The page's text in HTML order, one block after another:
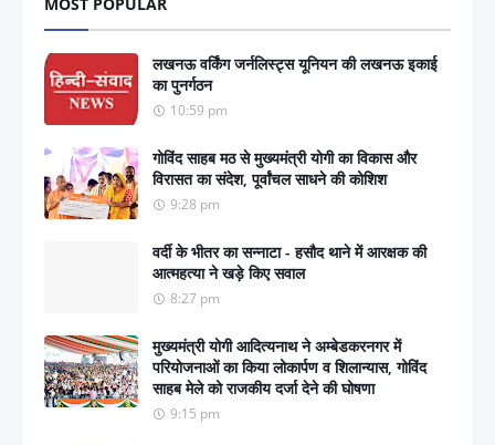
लखनऊ वर्किंग जर्नलिस्ट्स यूनियन की लखनऊ इकाई
का पुनर्गठन
10:59 pm
गोविंद साहब मठ से मुख्यमंत्री योगी का विकास और
विरासत का संदेश, पूर्वांचल साधने की कोशिश
9:28 pm
वर्दी के भीतर का सन्नाटा - हसौद थाने में आरक्षक की
आत्महत्या ने खड़े किए सवाल
8:27 pm
मुख्यमंत्री योगी आदित्यनाथ ने अम्बेडकरनगर में
परियोजनाओं का किया लोकार्पण व शिलान्यास, गोविंद
साहब मेले को राजकीय दर्जा देने की घोषणा
9:15 pm